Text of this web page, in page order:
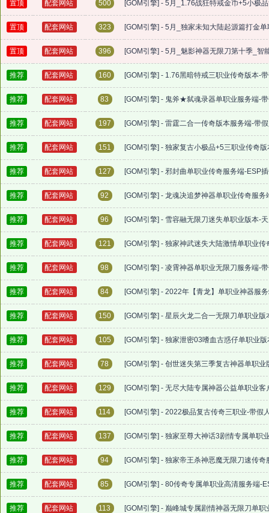
置顶 配套网站 500 [GOM引擎] - 5月_1.76战狂特戒金币+5小极
置顶 配套网站 323 [GOM引擎] - 5月_独家未知大陆起源篇打金
置顶 配套网站 396 [GOM引擎] - 5月_魅影神器无限刀第十季_
推荐 配套网站 160 [GOM引擎] - 1.76黑暗特戒三职业传奇版本-
推荐 配套网站 83 [GOM引擎] - 鬼斧★弑魂录器单职业服务端-
推荐 配套网站 197 [GOM引擎] - 雷霆二合一传奇版本服务端-带
推荐 配套网站 151 [GOM引擎] - 独家复古小极品+5三职业传奇
推荐 配套网站 127 [GOM引擎] - 邪封曲单职业传奇服务端-ESP
推荐 配套网站 92 [GOM引擎] - 龙魂决追梦神器单职业传奇服
推荐 配套网站 96 [GOM引擎] - 雪容融无限刀迷失单职业版本-
推荐 配套网站 121 [GOM引擎] - 独家神武迷失大陆激情单职业
推荐 配套网站 98 [GOM引擎] - 凌霄神器单职业无限刀服务端-
推荐 配套网站 84 [GOM引擎] - 2022年【青龙】单职业神器服
推荐 配套网站 150 [GOM引擎] - 星辰火龙二合一无限刀单职业
推荐 配套网站 105 [GOM引擎] - 独家泄密03嗜血古惑仔单职业
推荐 配套网站 78 [GOM引擎] - 创世迷失第三季复古神器单职
推荐 配套网站 129 [GOM引擎] - 无尽大陆专属神器公益单职业
推荐 配套网站 114 [GOM引擎] - 2022极品复古传奇三职业-带
推荐 配套网站 137 [GOM引擎] - 独家至尊大神话3剧情专属单
推荐 配套网站 94 [GOM引擎] - 独家帝王杀神恶魔无限刀速传
推荐 配套网站 85 [GOM引擎] - 80传奇专属单职业高清服务端-
推荐 配套网站 113 [GOM引擎] - 巅峰城专属剧情神器无限刀单